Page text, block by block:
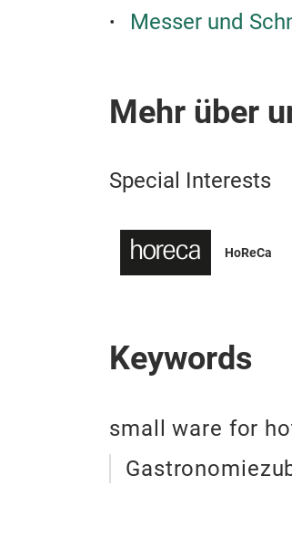
Messer und
Mehr über
Special Interests
HoReCa
Keywords
small ware for